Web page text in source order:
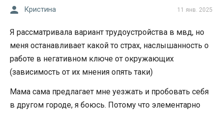
11 янв. 2025
Кристина
Я рассматривала вариант трудоустройства в мвд, но
меня останавливает какой то страх, наслышанность о
работе в негативном ключе от окружающих
(зависимость от их мнения опять таки)
Мама сама предлагает мне уезжать и пробовать себя
в другом городе, я боюсь. Потому что элементарно